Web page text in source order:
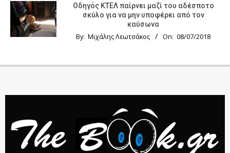
Οδηγός KTΕΛ παίρνει μαζί του αδέσποτο
σκύλο για να μην υποφέρει από τον
καύσωνα
By: Μιχάλης Λεωτσάκος On: 08/07/2018